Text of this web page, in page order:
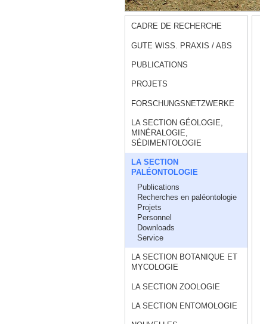
CADRE DE RECHERCHE
GUTE WISS. PRAXIS / ABS
PUBLICATIONS
PROJETS
FORSCHUNGSNETZWERKE
LA SECTION GÉOLOGIE,
MINÉRALOGIE,
SÉDIMENTOLOGIE
LA SECTION
PALÉONTOLOGIE
Publications
Recherches en paléontologie
Projets
Personnel
Downloads
Service
LA SECTION BOTANIQUE ET
MYCOLOGIE
LA SECTION ZOOLOGIE
LA SECTION ENTOMOLOGIE